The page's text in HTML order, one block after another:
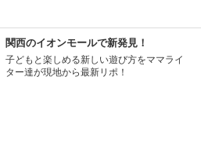
関西のイオンモールで新発見！
子どもと楽しめる新しい遊び方をママライ
ター達が現地から最新リポ！